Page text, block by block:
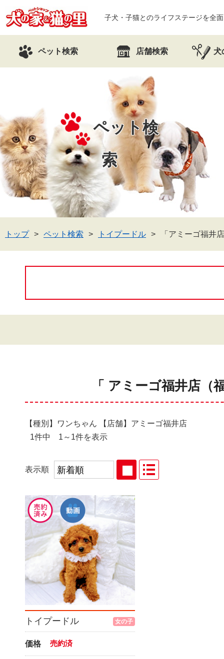
子犬・子猫とのライフステージを全
ペット検索 店舗検索 犬
ペット検
索
トップ ペット検索 トイプードル 「アミーゴ福井
「 アミーゴ福井店
【種別】ワンちゃん 【店舗】アミーゴ福井店
1件中 1～1件を表示
表示順
トイプードル 女の子
価格 売約済